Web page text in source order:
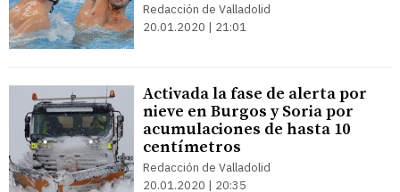
Redacción de Valladolid
20.01.2020 | 21:01
Activada la fase de alerta por
nieve en Burgos y Soria por
acumulaciones de hasta 10
centímetros
Redacción de Valladolid
20.01.2020 | 20:35